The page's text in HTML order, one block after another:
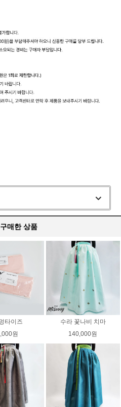
매한 상품
타이즈
원
수라 꽃나비 치마
140,000원